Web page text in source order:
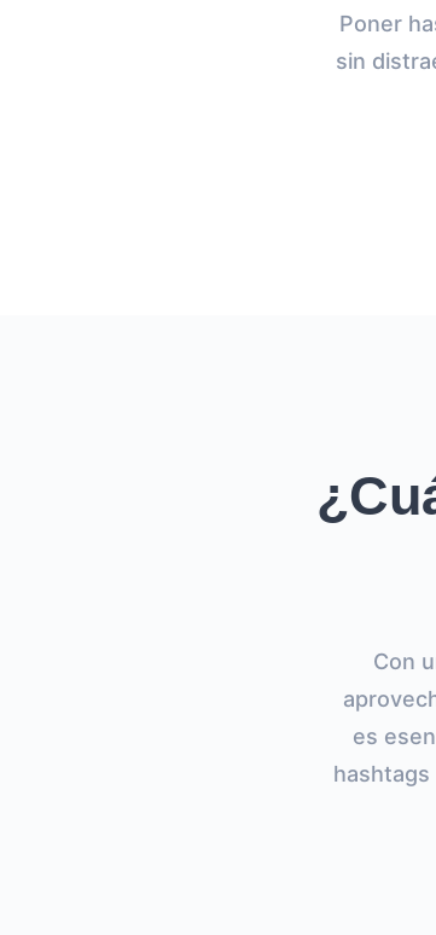
Poner
sin
Con
es
hashtags